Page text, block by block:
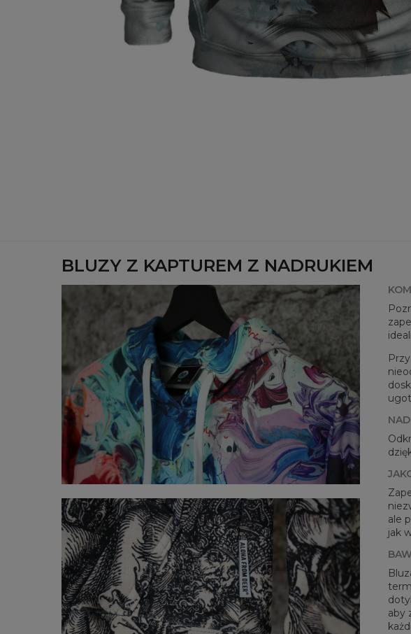
BLUZY Z KAPTUREM Z NADRUKIEM
ale
jak
aby